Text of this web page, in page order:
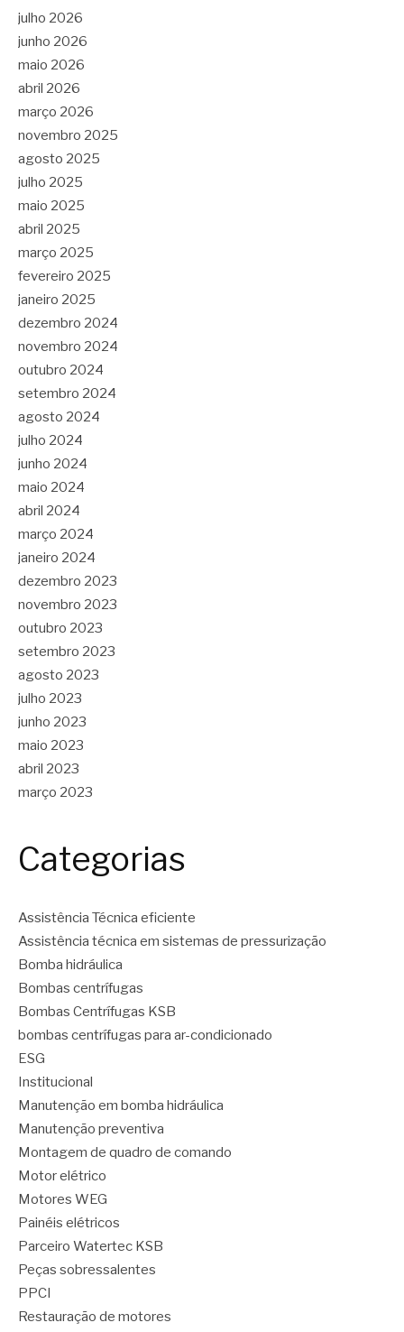
julho 2026
junho 2026
maio 2026
abril 2026
março 2026
novembro 2025
agosto 2025
julho 2025
maio 2025
abril 2025
março 2025
fevereiro 2025
janeiro 2025
dezembro 2024
novembro 2024
outubro 2024
setembro 2024
agosto 2024
julho 2024
junho 2024
maio 2024
abril 2024
março 2024
janeiro 2024
dezembro 2023
novembro 2023
outubro 2023
setembro 2023
agosto 2023
julho 2023
junho 2023
maio 2023
abril 2023
março 2023
Categorias
Assistência Técnica eficiente
Assistência técnica em sistemas de pressurização
Bomba hidráulica
Bombas centrífugas
Bombas Centrífugas KSB
bombas centrífugas para ar-condicionado
ESG
Institucional
Manutenção em bomba hidráulica
Manutenção preventiva
Montagem de quadro de comando
Motor elétrico
Motores WEG
Painéis elétricos
Parceiro Watertec KSB
Peças sobressalentes
PPCI
Restauração de motores